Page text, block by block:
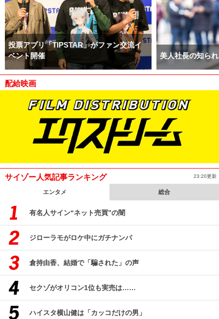
投票アプリ「TIPSTAR」がファン交流イ
ベント開催
美人社長の知ら
配給映画
サイゾー人気記事ランキング 23:20更新
エンタメ 総合
有名人サイン“ネット売買”の闇
ジローラモがロケ中にガチナンパ
倉持由香、結婚で「騙された」の声
セクゾがオリコン1位も実売は……
ハイスタ横山健は「カッコだけの男」